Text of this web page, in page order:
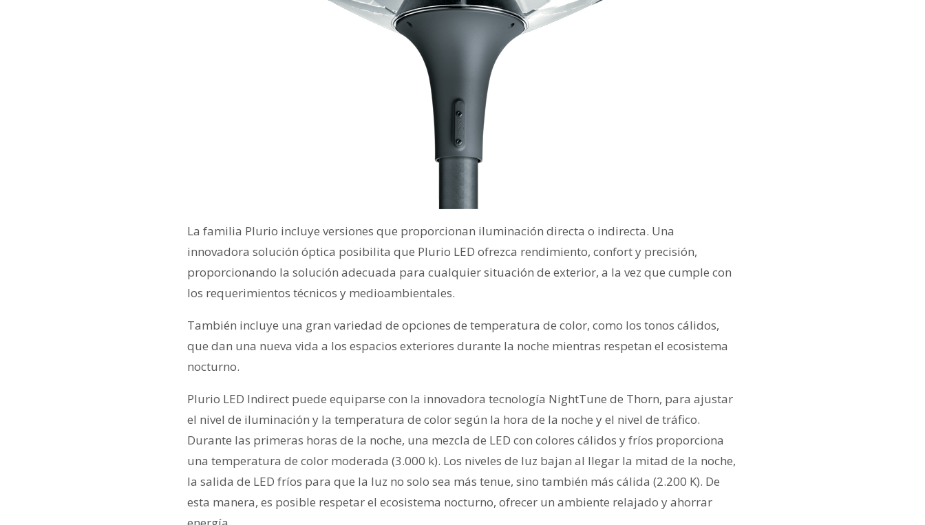
La familia Plurio incluye versiones que proporcionan iluminación directa o indirecta. Una
innovadora solución óptica posibilita que Plurio LED ofrezca rendimiento, confort y precisión,
proporcionando la solución adecuada para cualquier situación de exterior, a la vez que cumple con
los requerimientos técnicos y medioambientales.
También incluye una gran variedad de opciones de temperatura de color, como los tonos cálidos,
que dan una nueva vida a los espacios exteriores durante la noche mientras respetan el ecosistema
nocturno.
Plurio LED Indirect puede equiparse con la innovadora tecnología NightTune de Thorn, para ajustar
el nivel de iluminación y la temperatura de color según la hora de la noche y el nivel de tráfico.
Durante las primeras horas de la noche, una mezcla de LED con colores cálidos y fríos proporciona
una temperatura de color moderada (3.000 k). Los niveles de luz bajan al llegar la mitad de la noche,
la salida de LED fríos para que la luz no solo sea más tenue, sino también más cálida (2.200 K). De
esta manera, es posible respetar el ecosistema nocturno, ofrecer un ambiente relajado y ahorrar